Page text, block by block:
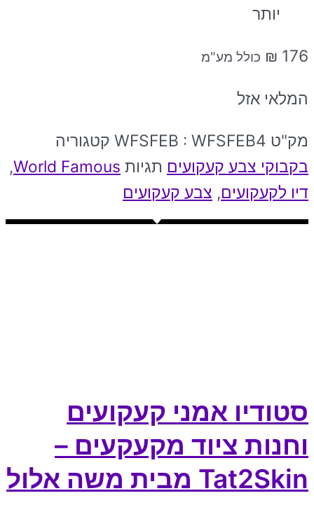
יותר
₪ 176 כולל מע"מ
המלאי אזל
מק"ט WFSFEB : WFSFEB4 קטגוריה
בקבוקי צבע קעקועים תגיות World Famous
,
דיו לקעקועים, צבע קעקועים
סטודיו אמני קעקועים
וחנות ציוד מקעקעים –
Tat2Skin מבית משה אלול